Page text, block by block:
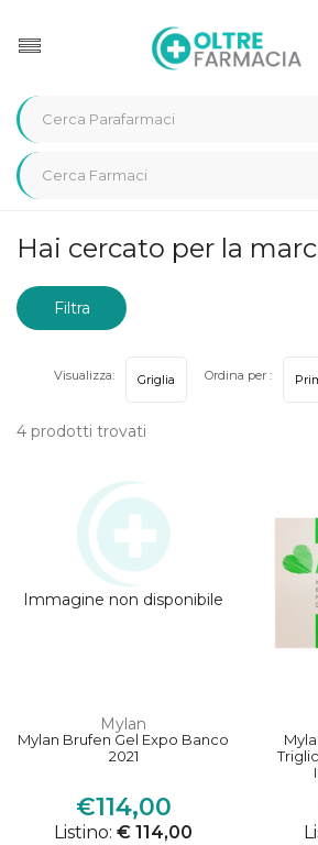
Home Marche parafarmaci Mylan
Hai cercato per la
Filtra
4 prodotti trovati
Visualizza: Ordina per :
Immagine non disponibile
Mylan
Mylan Brufen Gel Expo Banco
2021
€114,00
Listino: € 114,00